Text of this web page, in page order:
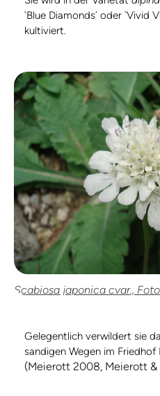
`Blue Diamonds´ oder `Vivid
kultiviert.
Scabiosa japonica cvar.,
Gelegentlich verwildert sie
sandigen Wegen im Friedhof
(Meierott 2008, Meierott &